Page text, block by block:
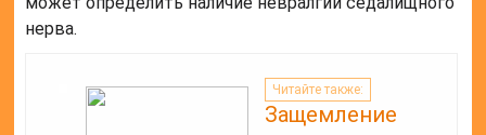
нерва.
Читайте также:
Защемление